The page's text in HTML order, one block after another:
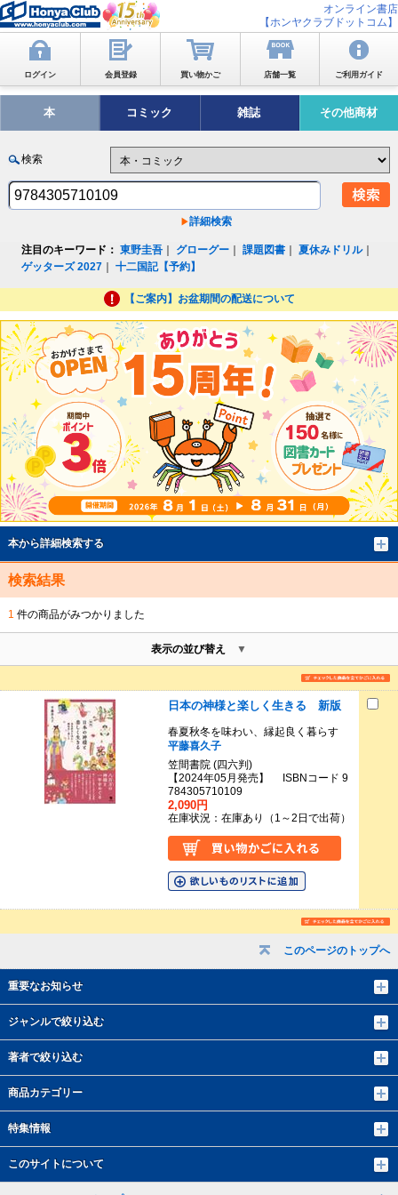
オンライン書店
【ホンヤクラブドットコム】
ログイン 会員登録 買い物かご 店舗一覧 ご利用ガイド
本 コミック 雑誌 その他商材
検索
詳細検索
注目のキーワード： 東野圭吾 グローグー ｜課題図書 ｜夏休みドリル｜
ゲッターズ 2027 ｜十二国記【予約】
【ご案内】お盆期間の配送について
このページのトップへ
重要なお知らせ
ジャンルで絞り込む
著者で絞り込む
商品カテゴリー
特集情報
このサイトについて
本から詳細検索する
検索結果
1 件の商品がみつかりました
表示の並び替え
日本の神様と楽しく生きる 新版
春夏秋冬を味わい、縁起良く暮らす
平藤喜久子
笠間書院 (四六判)
【2024年05月発売】 ISBNコード 9
784305710109
2,090円
在庫状況：在庫あり（1～2日で出荷）